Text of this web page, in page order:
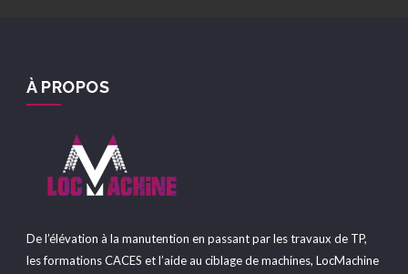
À PROPOS
De l’élévation à la manutention en passant par les travaux de TP,
les formations CACES et l’aide au ciblage de machines, LocMachine